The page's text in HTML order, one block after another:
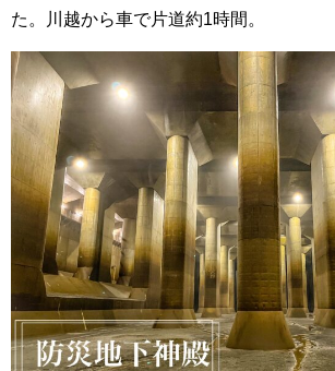
た。川越から車で片道約1時間。